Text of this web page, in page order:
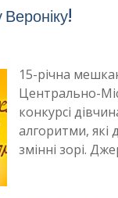
15-річна
Центрально-
конкурсі
алгоритми,
змінні зорі.